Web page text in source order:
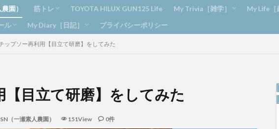
園） 筋トレ
ジムトレーニング
ランニング
ボディーメンテナンス
TOYOTA HILUX GUN125 Life My Trivia［雑学］ My Life［
ル
クビーンズ
My Diary［日記］
日記
おすすめ
カニヘンダックス アフロ
プライバシーポリシー
ップソー再利用【目立て研磨】をしてみた
【目立て研磨】をしてみた
（一瀬素人農園） 151View 0件